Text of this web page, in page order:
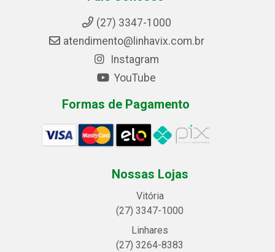
(27) 3347-1000
atendimento@linhavix.com.br
Instagram
YouTube
Formas de Pagamento
Nossas Lojas
Vitória
(27) 3347-1000
Linhares
(27) 3264-8383